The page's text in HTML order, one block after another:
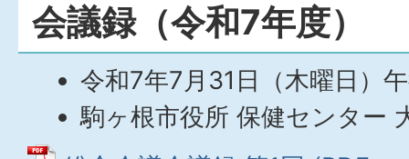
会議録（令和7年度）
令和7年7月31日（木曜日）
駒ヶ根市役所 保健センター